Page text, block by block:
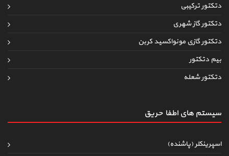
دتکتور ترکیبی
دتکتور گاز شهری
دتکتور گازی مونواکسید کربن
بیم دتکتور
دتکتور شعله
سیستم های اطفاءحریق
اسپرینکلر (پاشنده)